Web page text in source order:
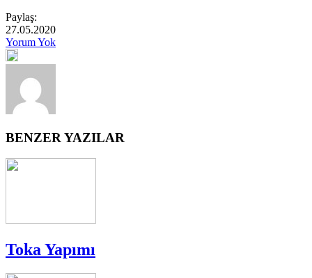
Paylaş:
27.05.2020
Yorum Yok
BENZER YAZILAR
Toka Yapımı